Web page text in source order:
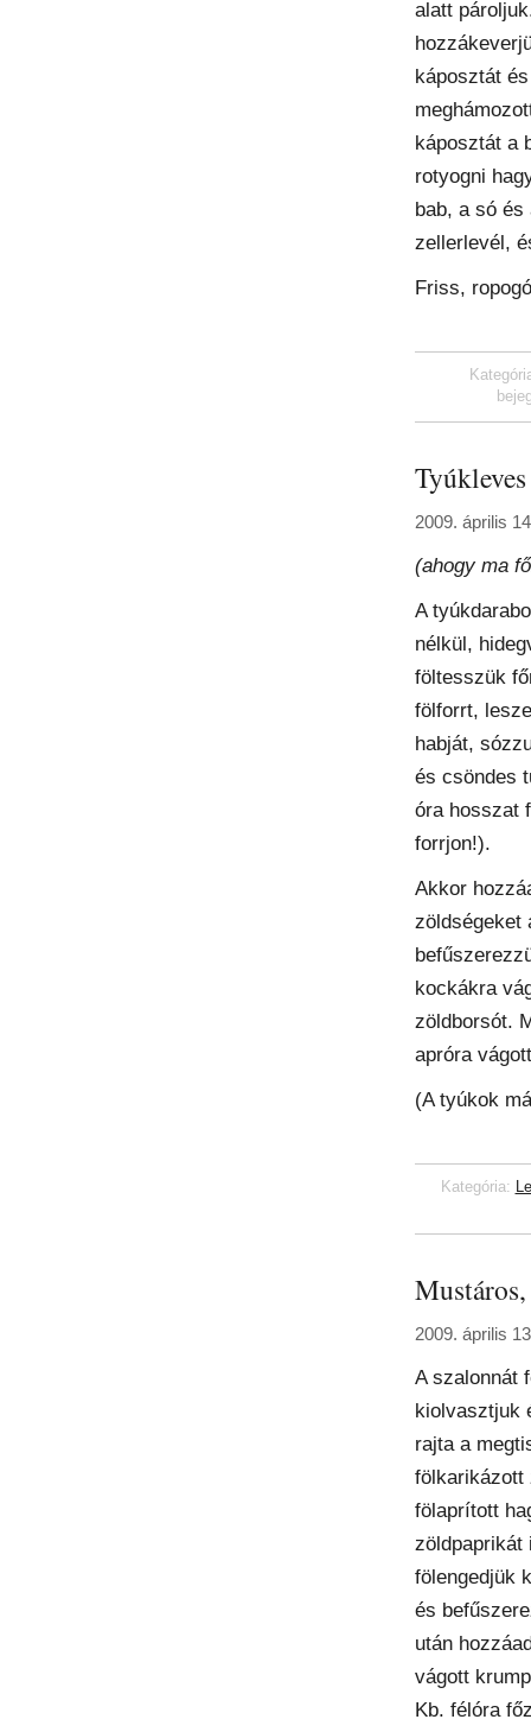
alatt
káposztát
káposztát a
rotyogni
bab, a só
zellerlevél,
Friss,
Tyúkleves
2009. április
(ahogy ma
A
nélkül,
föltesszük
fölforrt,
habját,
és csöndes
óra hosszat
forrjon!).
Akkor
zöldségeket
kockákra
zöldborsót.
apróra
(A tyúkok
Kategória:
2009. április
A szalonnát
kiolvasztjuk
rajta a
fölkarikázott
fölaprított
zöldpaprikát
fölengedjük
és
után
vágott
Kb. félóra